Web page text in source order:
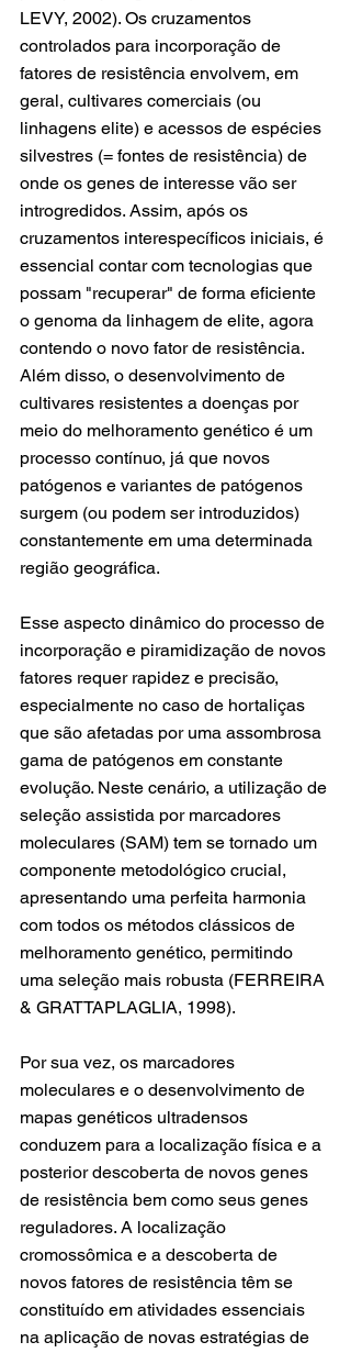
LEVY, 2002). Os cruzamentos
controlados para incorporação de
fatores de resistência envolvem, em
geral, cultivares comerciais (ou
linhagens elite) e acessos de espécies
silvestres (= fontes de resistência) de
onde os genes de interesse vão ser
introgredidos. Assim, após os
cruzamentos interespecíficos iniciais, é
essencial contar com tecnologias que
possam "recuperar" de forma eficiente
o genoma da linhagem de elite, agora
contendo o novo fator de resistência.
Além disso, o desenvolvimento de
cultivares resistentes a doenças por
meio do melhoramento genético é um
processo contínuo, já que novos
patógenos e variantes de patógenos
surgem (ou podem ser introduzidos)
constantemente em uma determinada
região geográfica.
Esse aspecto dinâmico do processo de
incorporação e piramidização de novos
fatores requer rapidez e precisão,
especialmente no caso de hortaliças
que são afetadas por uma assombrosa
gama de patógenos em constante
evolução. Neste cenário, a utilização de
seleção assistida por marcadores
moleculares (SAM) tem se tornado um
componente metodológico crucial,
apresentando uma perfeita harmonia
com todos os métodos clássicos de
melhoramento genético, permitindo
uma seleção mais robusta (FERREIRA
& GRATTAPLAGLIA, 1998).
Por sua vez, os marcadores
moleculares e o desenvolvimento de
mapas genéticos ultradensos
conduzem para a localização física e a
posterior descoberta de novos genes
de resistência bem como seus genes
reguladores. A localização
cromossômica e a descoberta de
novos fatores de resistência têm se
constituído em atividades essenciais
na aplicação de novas estratégias de